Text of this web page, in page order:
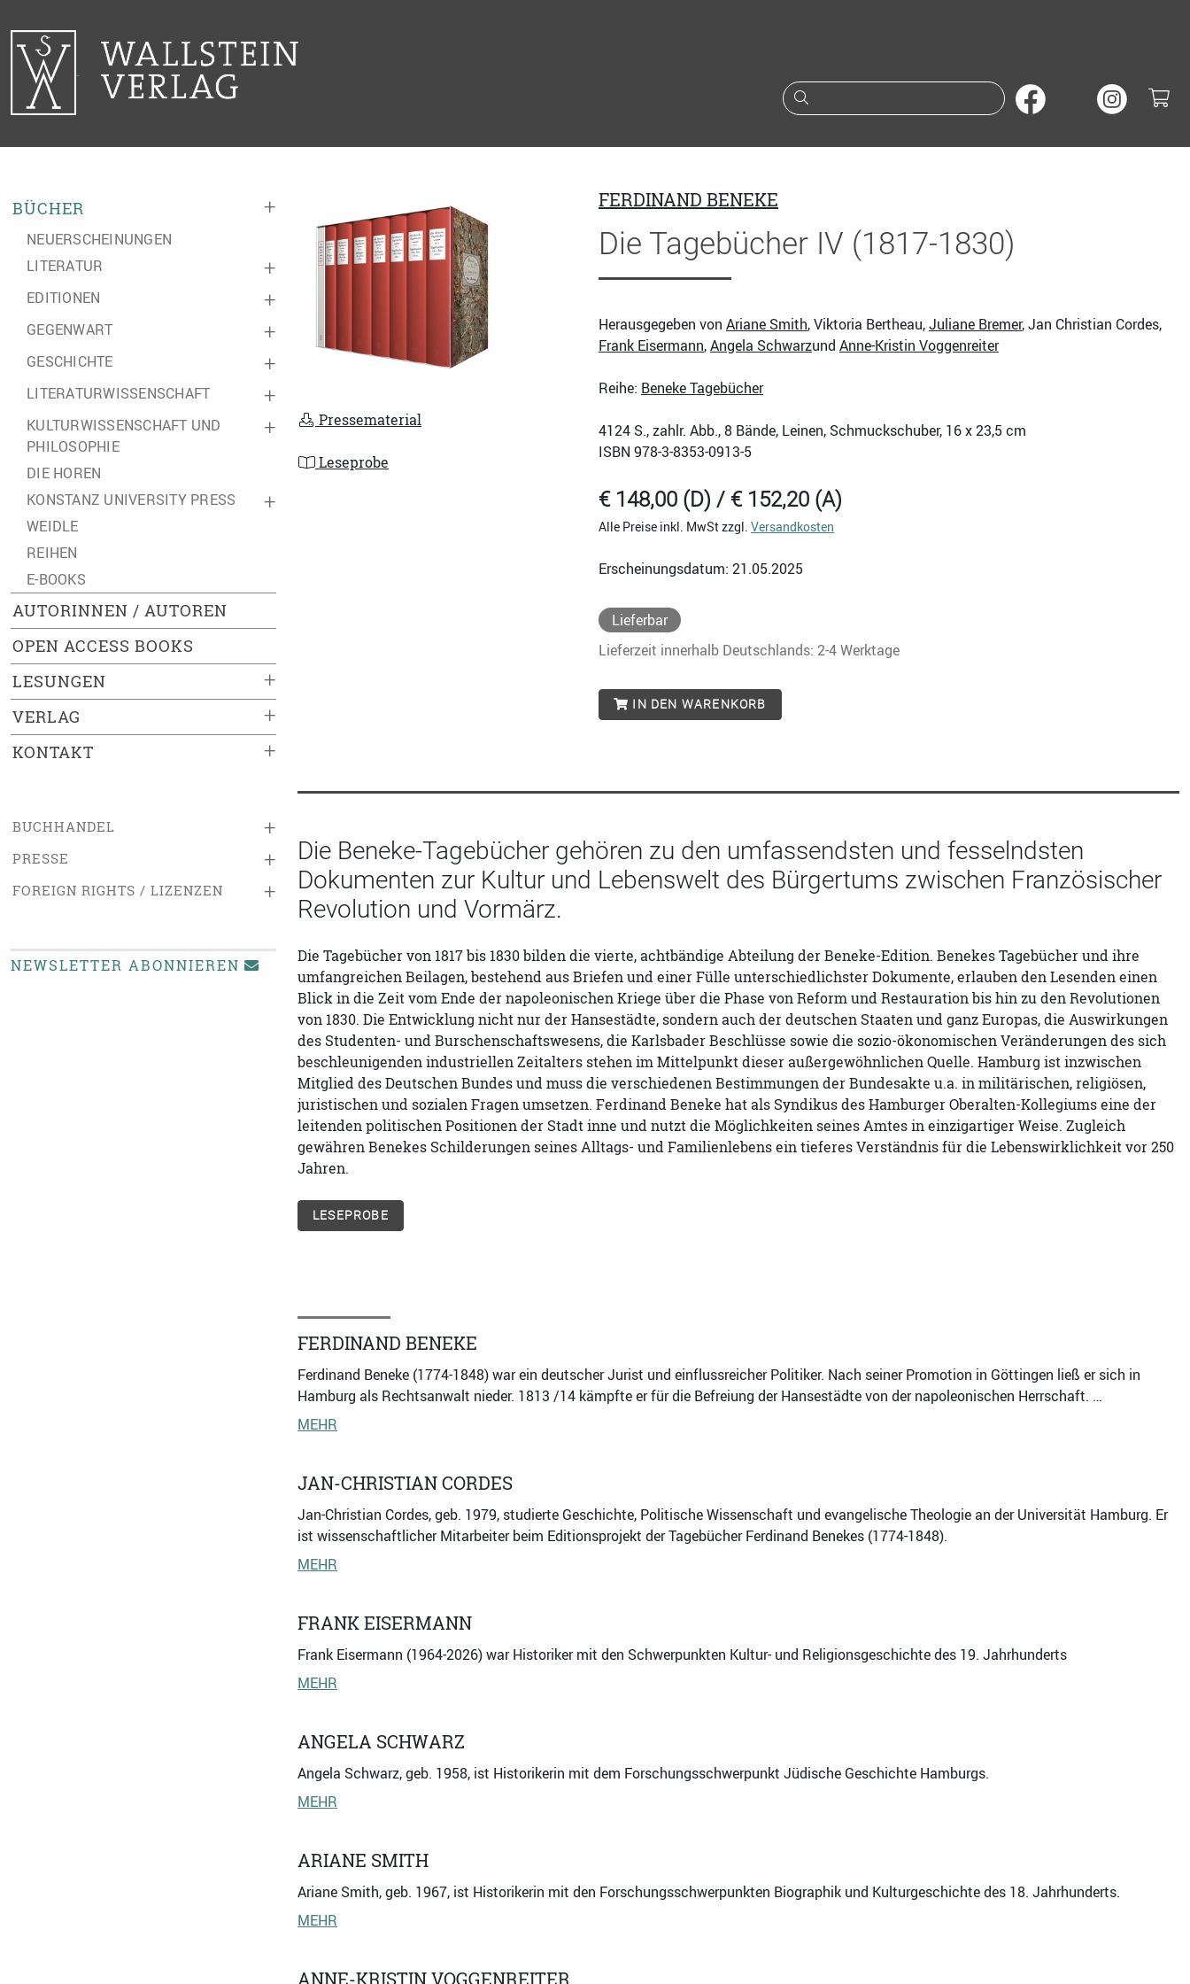
Suche nach Büchern oder
+
BÜCHER
NEUERSCHEINUNGEN
+
LITERATUR
+
EDITIONEN
+
GEGENWART
+
GESCHICHTE
+
LITERATURWISSENSCHAFT
+
KULTURWISSENSCHAFT UND
PHILOSOPHIE
DIE HOREN
+
KONSTANZ UNIVERSITY PRESS
WEIDLE
REIHEN
E-BOOKS
AUTORINNEN / AUTOREN
OPEN ACCESS BOOKS
+
LESUNGEN
+
VERLAG
+
KONTAKT
+
BUCHHANDEL
+
PRESSE
+
FOREIGN RIGHTS / LIZENZEN
NEWSLETTER ABONNIEREN
Pressematerial
Leseprobe
FERDINAND BENEKE
Die Tagebücher IV (1817-1830)
Herausgegeben von Ariane Smith, Viktoria Bertheau,Juliane Bremer, Jan Christian Cordes,
Frank Eisermann,Angela Schwarzund Anne-Kristin Voggenreiter
Reihe: Beneke Tagebücher
4124 S., zahlr. Abb., 8 Bände, Leinen, Schmuckschuber, 16 x 23,5 cm
ISBN 978-3-8353-0913-5
€ 148,00 (D) / € 152,20 (A)
Alle Preise inkl. MwSt zzgl. Versandkosten
Erscheinungsdatum: 21.05.2025
Lieferbar
Lieferzeit innerhalb Deutschlands: 2-4 Werktage
IN DEN WARENKORB
Die Beneke-Tagebücher gehören zu den umfassendsten und fesselndsten
Dokumenten zur Kultur und Lebenswelt des Bürgertums zwischen Französischer
Revolution und Vormärz.
Die Tagebücher von 1817 bis 1830 bilden die vierte, achtbändige Abteilung der Beneke-Edition. Benekes Tagebücher und ihre
umfangreichen Beilagen, bestehend aus Briefen und einer Fülle unterschiedlichster Dokumente, erlauben den Lesenden einen
Blick in die Zeit vom Ende der napoleonischen Kriege über die Phase von Reform und Restauration bis hin zu den Revolutionen
von 1830. Die Entwicklung nicht nur der Hansestädte, sondern auch der deutschen Staaten und ganz Europas, die Auswirkungen
des Studenten- und Burschenschaftswesens, die Karlsbader Beschlüsse sowie die sozio-ökonomischen Veränderungen des sich
beschleunigenden industriellen Zeitalters stehen im Mittelpunkt dieser außergewöhnlichen Quelle. Hamburg ist inzwischen
Mitglied des Deutschen Bundes und muss die verschiedenen Bestimmungen der Bundesakte u.a. in militärischen, religiösen,
juristischen und sozialen Fragen umsetzen. Ferdinand Beneke hat als Syndikus des Hamburger Oberalten-Kollegiums eine der
leitenden politischen Positionen der Stadt inne und nutzt die Möglichkeiten seines Amtes in einzigartiger Weise. Zugleich
gewähren Benekes Schilderungen seines Alltags- und Familienlebens ein tieferes Verständnis für die Lebenswirklichkeit vor 250
Jahren.
LESEPROBE
FERDINAND BENEKE
Ferdinand Beneke (1774-1848) war ein deutscher Jurist und einflussreicher Politiker. Nach seiner Promotion in Göttingen ließ er sich in
Hamburg als Rechtsanwalt nieder. 1813 /14 kämpfte er für die Befreiung der Hansestädte von der napoleonischen Herrschaft. …
MEHR
JAN-CHRISTIAN CORDES
Jan-Christian Cordes, geb. 1979, studierte Geschichte, Politische Wissenschaft und evangelische Theologie an der Universität Hamburg. Er
ist wissenschaftlicher Mitarbeiter beim Editionsprojekt der Tagebücher Ferdinand Benekes (1774-1848).
MEHR
FRANK EISERMANN
Frank Eisermann (1964-2026) war Historiker mit den Schwerpunkten Kultur- und Religionsgeschichte des 19. Jahrhunderts
MEHR
ANGELA SCHWARZ
Angela Schwarz, geb. 1958, ist Historikerin mit dem Forschungsschwerpunkt Jüdische Geschichte Hamburgs.
MEHR
ARIANE SMITH
Ariane Smith, geb. 1967, ist Historikerin mit den Forschungsschwerpunkten Biographik und Kulturgeschichte des 18. Jahrhunderts.
MEHR
ANNE-KRISTIN VOGGENREITER